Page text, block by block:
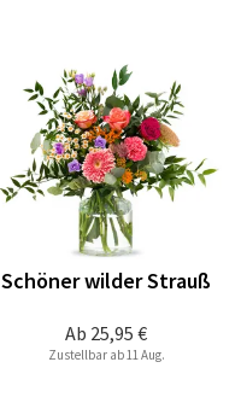
Ab 25,95 €
Schöner wilder Strauß
Zustellbar ab 11 Aug.